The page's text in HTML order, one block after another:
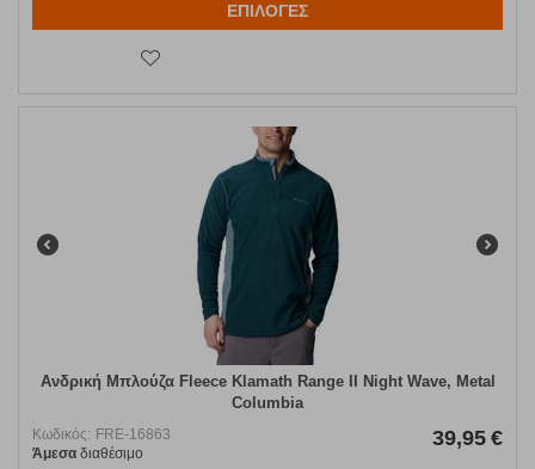
ΕΠΙΛΟΓΕΣ
Ανδρική Μπλούζα Fleece Klamath Range II Night Wave, Metal
Columbia
Κωδικός: FRE-16863
Άμεσα διαθέσιμο
39,95 €